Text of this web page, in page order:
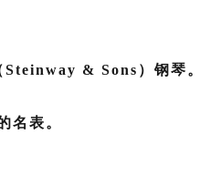
Steinway & Sons）钢琴。
名表。